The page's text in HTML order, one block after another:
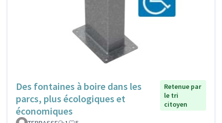
Des fontaines à boire dans les
parcs, plus écologiques et
économiques
Retenue par
le tri
citoyen